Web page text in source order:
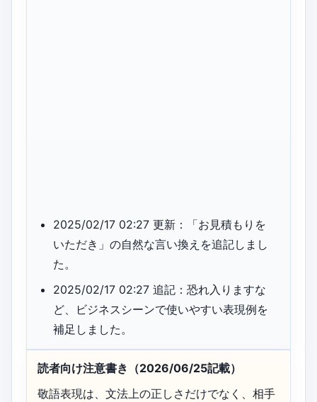
2025/02/17 02:27 更新：「お見積もりを
いただき」の自然な言い換えを追記しまし
た。
2025/02/17 02:27 追記：恐れ入りますな
ど、ビジネスシーンで使いやすい表現例を
補足しました。
読者向け注意書き（2026/06/25記載）
敬語表現は、文法上の正しさだけでなく、相手